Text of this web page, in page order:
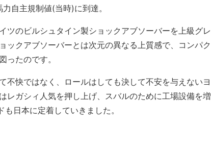
自主規制値(当時)に到達。
ツのビルシュタイン製ショックアブソーバーを上級グレ
ックアブソーバーとは次元の異なる上質感で、コンパク
ったのです。
不快ではなく、ロールはしても決して不安を与えないヨ
レガシィ人気を押し上げ、スバルのために工場設備を増
日本に定着していきました。